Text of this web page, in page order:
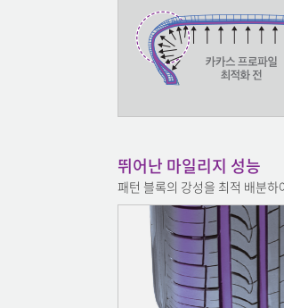
뛰어난 마일리지 성능
패턴 블록의 강성을 최적 배분